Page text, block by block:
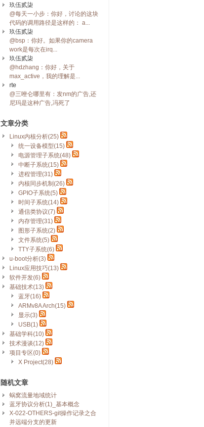
玖伍贰柒
@每天一小步：你好，讨论的这块
代码的调用路径是这样的： a...
玖伍贰柒
@bsp：你好。如果你的camera
work是每次在irq...
玖伍贰柒
@hdzhang：你好，关于
max_active，我的理解是...
rte
@三唑仑哪里有：发nm的广告,还
尼玛是这种广告,冯死了
文章分类
Linux内核分析(25)
统一设备模型(15)
电源管理子系统(48)
中断子系统(15)
进程管理(31)
内核同步机制(26)
GPIO子系统(5)
时间子系统(14)
通信类协议(7)
内存管理(31)
图形子系统(2)
文件系统(5)
TTY子系统(6)
u-boot分析(3)
Linux应用技巧(13)
软件开发(6)
基础技术(13)
蓝牙(16)
ARMv8A Arch(15)
显示(3)
USB(1)
基础学科(10)
技术漫谈(12)
项目专区(0)
X Project(28)
随机文章
蜗窝流量地域统计
蓝牙协议分析(1)_基本概念
X-022-OTHERS-git操作记录之合
并远端分支的更新